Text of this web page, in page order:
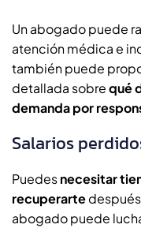
Un abogado puede
atención médica e
también puede
detallada sobrequé
demanda por
Salarios
Puedesnecesitar
recuperarte
abogado puede